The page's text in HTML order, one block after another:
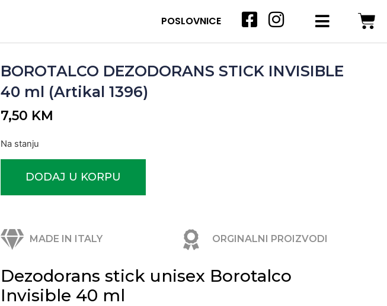
POSLOVNICE
BOROTALCO DEZODORANS STICK INVISIBLE
40 ml (Artikal 1396)
7,50 KM
Na stanju
DODAJ U KORPU
MADE IN ITALY ORGINALNI PROIZVODI
Dezodorans stick unisex Borotalco
Invisible 40 ml